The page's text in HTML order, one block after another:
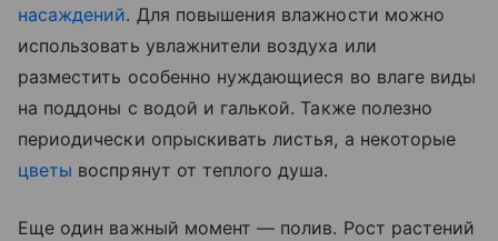
насаждений. Для повышения влажности можно
использовать увлажнители воздуха или
разместить особенно нуждающиеся во влаге виды
на поддоны с водой и галькой. Также полезно
периодически опрыскивать листья, а некоторые
цветы воспрянут от теплого душа.
Еще один важный момент — полив. Рост растений